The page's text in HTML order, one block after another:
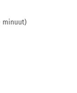
minuut)